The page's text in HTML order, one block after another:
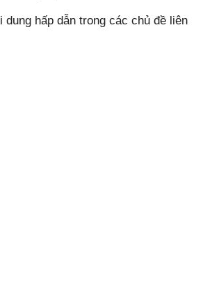
dung hấp dẫn trong các chủ đề liên